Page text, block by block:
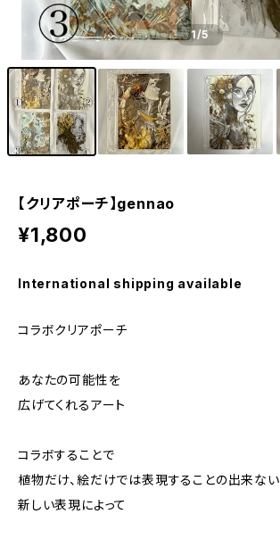
1/5
【クリアポーチ】gennao
¥1,800
International shipping available
コラボクリアポーチ
あなたの可能性を
広げてくれるアート
コラボすることで
植物だけ、絵だけでは表現することの出来ない
新しい表現によって